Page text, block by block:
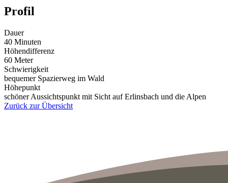
Profil
Dauer
40 Minuten
Höhendifferenz
60 Meter
Schwierigkeit
bequemer Spazierweg im Wald
Höhepunkt
schöner Aussichtspunkt mit Sicht auf Erlinsbach und die Alpen
Zurück zur Übersicht